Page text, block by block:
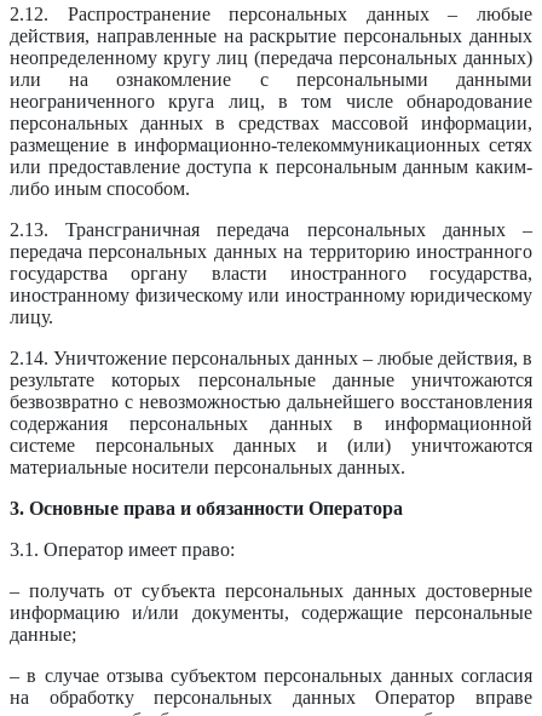
2.12. Распространение персональных данных – любые
действия, направленные на раскрытие персональных данных
неопределенному кругу лиц (передача персональных данных)
или на ознакомление с персональными данными
неограниченного круга лиц, в том числе обнародование
персональных данных в средствах массовой информации,
размещение в информационно-телекоммуникационных сетях
или предоставление доступа к персональным данным каким-
либо иным способом.
2.13. Трансграничная передача персональных данных –
передача персональных данных на территорию иностранного
государства органу власти иностранного государства,
иностранному физическому или иностранному юридическому
лицу.
2.14. Уничтожение персональных данных – любые действия, в
результате которых персональные данные уничтожаются
безвозвратно с невозможностью дальнейшего восстановления
содержания персональных данных в информационной
системе персональных данных и (или) уничтожаются
материальные носители персональных данных.
3. Основные права и обязанности Оператора
3.1. Оператор имеет право:
– получать от субъекта персональных данных достоверные
информацию и/или документы, содержащие персональные
данные;
– в случае отзыва субъектом персональных данных согласия
на обработку персональных данных Оператор вправе